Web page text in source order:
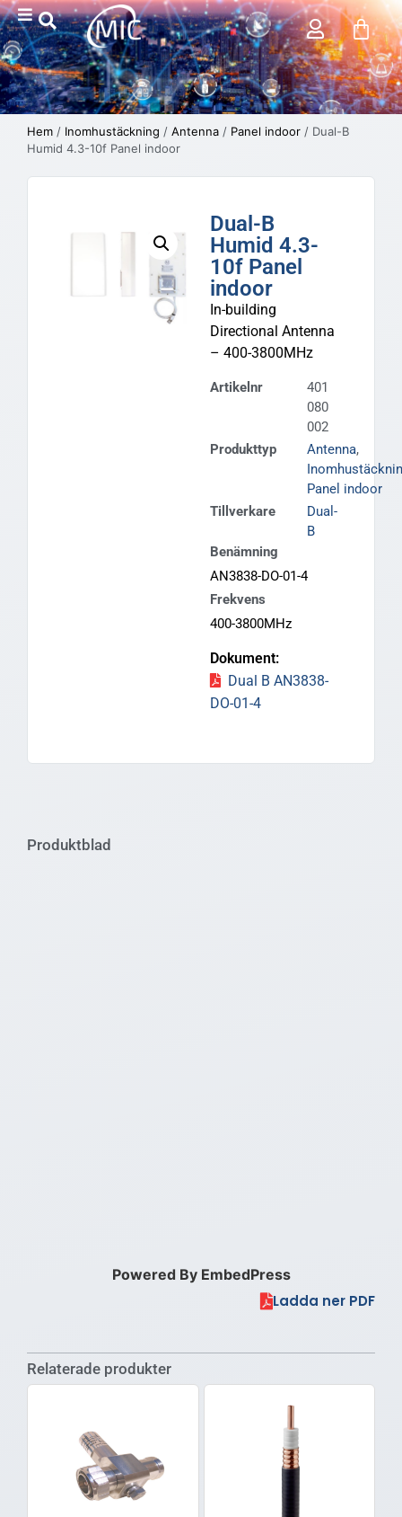
Hem / Inomhustäckning / Antenna / Panel indoor / Dual-B
Humid 4.3-10f Panel indoor
Dual-B
Humid 4.3-
10f Panel
indoor
In-building
Directional Antenna
– 400-3800MHz
Artikelnr
401
080
002
Produkttyp
Antenna,
Panel indoor
Tillverkare
Dual-
B
Benämning
AN3838-DO-01-4
Frekvens
400-3800MHz
Dual B AN3838-
DO-01-4
Produktblad
Powered By EmbedPress
Ladda ner PDF
Relaterade produkter